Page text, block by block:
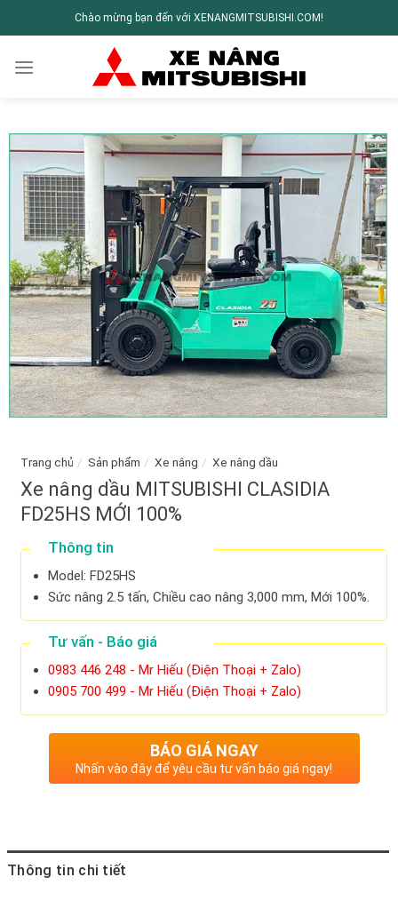
Chào mừng bạn đến với XENANGMITSUBISHI.COM!
Trang chủ / Sản phẩm / Xe nâng / Xe nâng dầu
Xe nâng dầu MITSUBISHI CLASIDIA
FD25HS MỚI 100%
Thông tin
Model: FD25HS
Sức nâng 2.5 tấn, Chiều cao nâng 3,000 mm, Mới 100%.
Tư vấn - Báo giá
0983 446 248 - Mr Hiếu (Điện Thoại + Zalo)
0905 700 499 - Mr Hiếu (Điện Thoại + Zalo)
BÁO GIÁ NGAY
Nhấn vào đây để yêu cầu tư vấn báo giá ngay!
Thông tin chi tiết